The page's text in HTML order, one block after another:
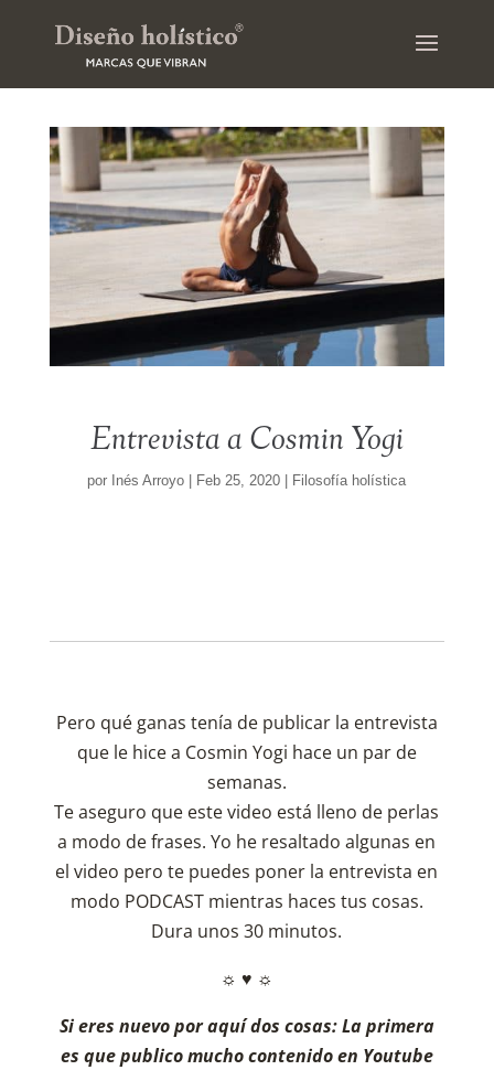
Entrevista a Cosmin Yogi
por Inés Arroyo Feb 25, 2020 Filosofía holística
Pero qué ganas tenía de publicar la entrevista
que le hice a Cosmin Yogi hace un par de
semanas.
Te aseguro que este video está lleno de perlas
a modo de frases. Yo he resaltado algunas en
el video pero te puedes poner la entrevista en
modo PODCAST mientras haces tus cosas.
Dura unos 30 minutos.
☼ ♥ ☼
Si eres nuevo por aquí dos cosas: La primera
es que publico mucho contenido en Youtube